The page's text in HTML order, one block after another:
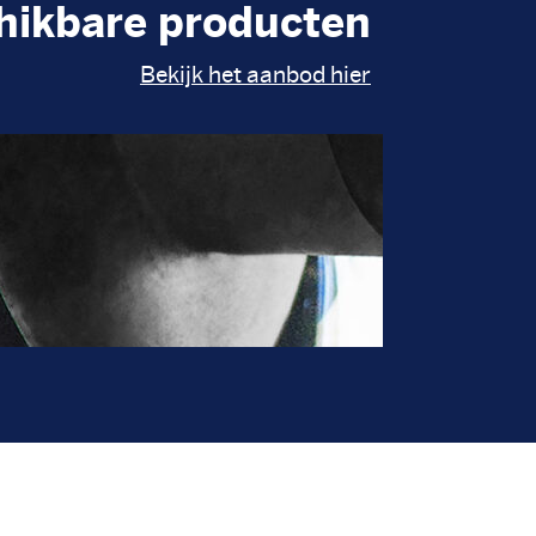
producten
Bekijk het aanbod hier